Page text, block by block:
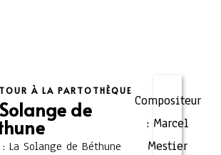
À LA PARTOTHÈQUE
de
La Solange de Béthune
Compositeur
: Marcel
Mestier